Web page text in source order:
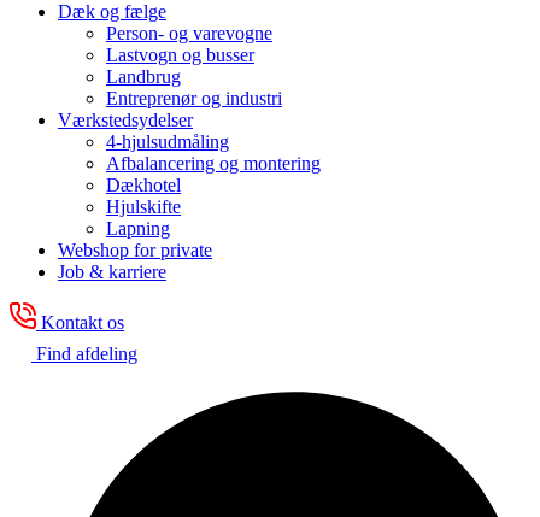
Dæk og fælge
Person- og varevogne
Lastvogn og busser
Landbrug
Entreprenør og industri
Værkstedsydelser
4-hjulsudmåling
Afbalancering og montering
Dækhotel
Hjulskifte
Lapning
Webshop for private
Job & karriere
Kontakt os
Find afdeling